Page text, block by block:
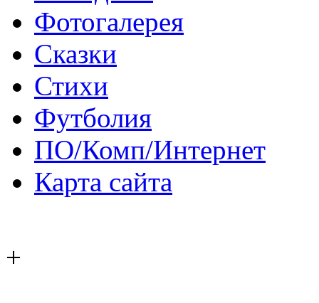
Фотогалерея
Сказки
Стихи
Футболия
ПО/Комп/Интернет
Карта сайта
+